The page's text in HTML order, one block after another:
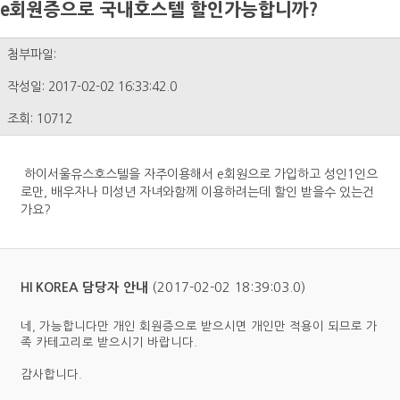
e회원증으로 국내호스텔 할인가능합니까?
첨부파일:
작성일: 2017-02-02 16:33:42.0
조회: 10712
하이서울유스호스텔을 자주이용해서 e회원으로 가입하고 성인1인으
로만, 배우자나 미성년 자녀와함께 이용하려는데 할인 받을수 있는건
가요?
HI KOREA 담당자 안내 (2017-02-02 18:39:03.0)
네, 가능합니다만 개인 회원증으로 받으시면 개인만 적용이 되므로 가
족 카테고리로 받으시기 바랍니다.
감사합니다.